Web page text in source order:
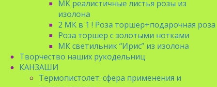
МК реалистичные листья розы из
изолона
2 МК в 1 ! Роза торшер+подарочная роза
Роза торшер с золотыми нотками
МК светильник “Ирис” из изолона
Творчество наших рукодельниц
КАНЗАШИ
Термопистолет: сфера применения и